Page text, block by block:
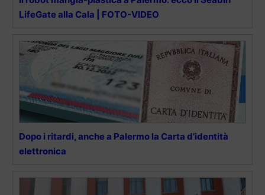
LifeGate alla Cala | FOTO-VIDEO
Dopo i ritardi, anche a Palermo la Carta d’identità
elettronica